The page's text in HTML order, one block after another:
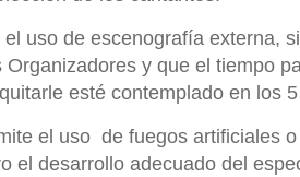
de escenografía externa,
Organizadores y que el tiempo
esté contemplado en los
el uso de fuegos artificiales o
el desarrollo adecuado del